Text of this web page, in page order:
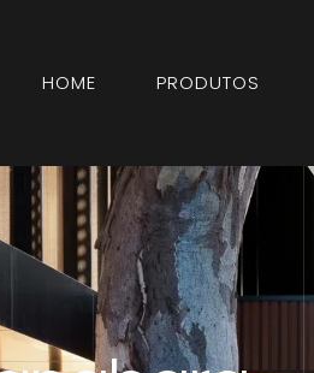
HOME PRODUTOS